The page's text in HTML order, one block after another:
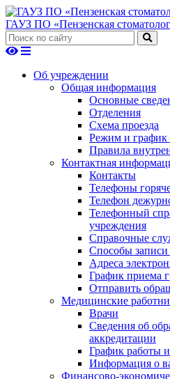
ГАУЗ ПО «Пензенская
Об учреждении
Общая информация
Основные
Отделения
Схема проезда
Режим и график
Правила
Контактная
Контакты
Телефоны
Телефон
Телефонный
учреждения
Справочные
Способы
Адреса
График приема
Отправить
Медицинские
Врачи
Сведения об
аккредитации
График работы
Информация о
Финансово-